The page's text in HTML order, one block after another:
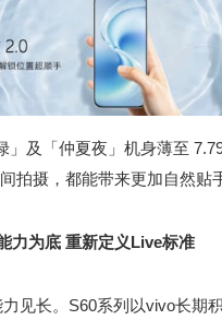
」及「仲夏夜」机身薄至
拍摄，都能带来更加自然贴
力为底 重新定义Live标准
见长。S60系列以vivo长期